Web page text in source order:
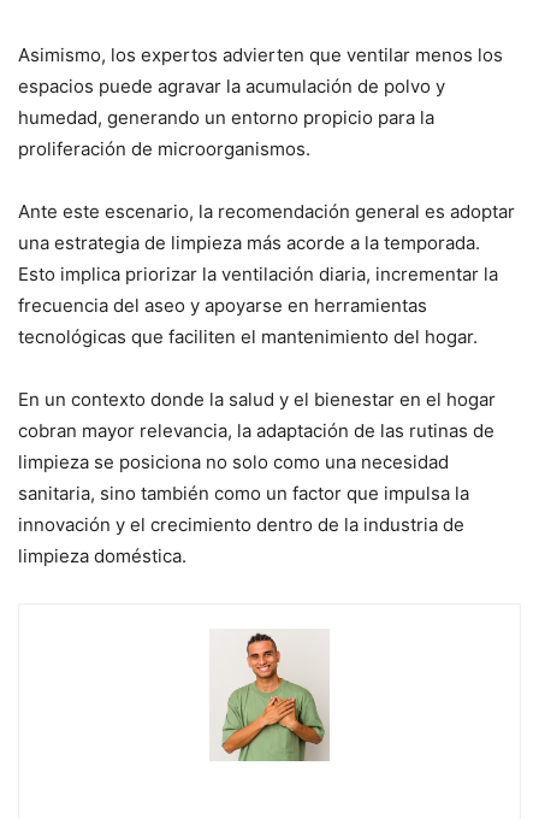
Asimismo, los expertos advierten que ventilar menos los
espacios puede agravar la acumulación de polvo y
humedad, generando un entorno propicio para la
proliferación de microorganismos.
Ante este escenario, la recomendación general es adoptar
una estrategia de limpieza más acorde a la temporada.
Esto implica priorizar la ventilación diaria, incrementar la
frecuencia del aseo y apoyarse en herramientas
tecnológicas que faciliten el mantenimiento del hogar.
En un contexto donde la salud y el bienestar en el hogar
cobran mayor relevancia, la adaptación de las rutinas de
limpieza se posiciona no solo como una necesidad
sanitaria, sino también como un factor que impulsa la
innovación y el crecimiento dentro de la industria de
limpieza doméstica.